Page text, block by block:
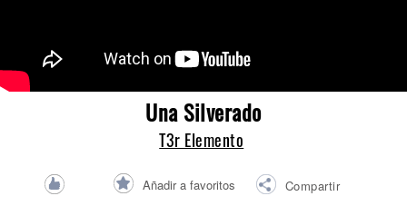
Una Silverado
T3r Elemento
Añadir a favoritos Compartir